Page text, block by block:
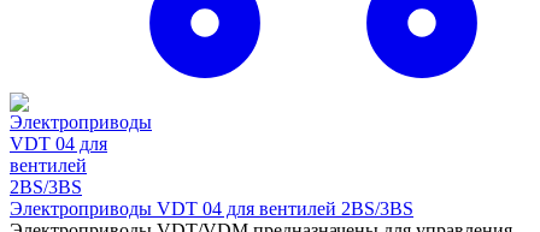
Электроприводы VDT 04 для вентилей 2BS/3BS